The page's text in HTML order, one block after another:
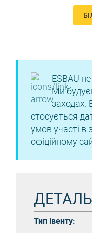
ESBAU
Ми
заходах.
стосується
умов участі в
офіційному
Тип івенту: